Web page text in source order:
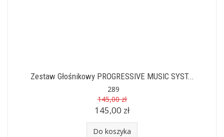
Zestaw Głośnikowy PROGRESSIVE MUSIC SYST...
289
145,00 zł
145,00 zł
Do koszyka